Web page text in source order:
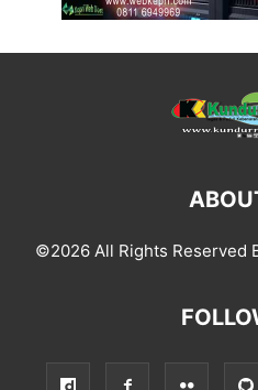
©2026 All Rights Reserved